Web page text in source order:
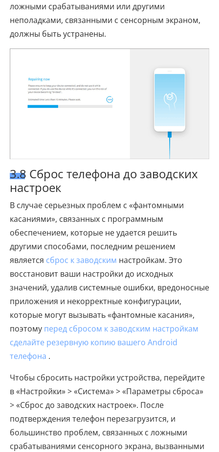
ложными срабатываниями или другими
неполадками, связанными с сенсорным экраном,
должны быть устранены.
3.8 Сброс телефона до заводских
настроек
В случае серьезных проблем с «фантомными
касаниями», связанных с программным
обеспечением, которые не удается решить
другими способами, последним решением
является сброс к заводским настройкам. Это
восстановит ваши настройки до исходных
значений, удалив системные ошибки, вредоносные
приложения и некорректные конфигурации,
которые могут вызывать «фантомные касания»,
поэтому перед сбросом к заводским настройкам
сделайте резервную копию вашего Android
телефона .
Чтобы сбросить настройки устройства, перейдите
в «Настройки» > «Система» > «Параметры сброса»
> «Сброс до заводских настроек». После
подтверждения телефон перезагрузится, и
большинство проблем, связанных с ложными
срабатываниями сенсорного экрана, вызванными